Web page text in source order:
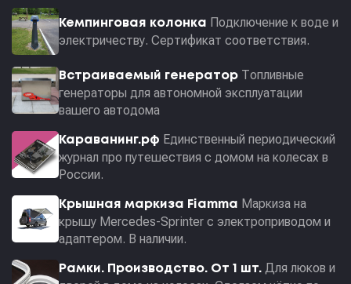
Кемпинговая колонка Подключение к воде и
электричеству. Сертификат соответствия.
Встраиваемый генератор Топливные
генераторы для автономной эксплуатации
вашего автодома
Караванинг.рф Единственный периодический
журнал про путешествия с домом на колесах в
России.
Крышная маркиза Fiamma Маркиза на
крышу Mercedes-Sprinter с электроприводом и
адаптером. В наличии.
Рамки. Производство. От 1 шт. Для люков и